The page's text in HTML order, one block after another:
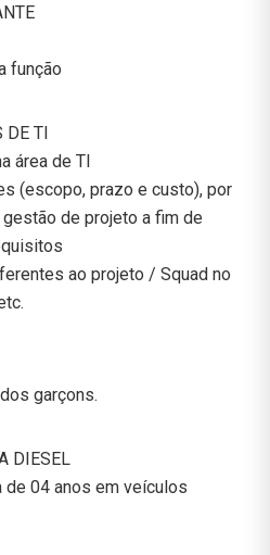
função
DE TI
área de TI
(escopo, prazo e custo), por
de projeto a fim de
ao projeto / Squad no
garçons.
DIESEL
de 04 anos em veículos